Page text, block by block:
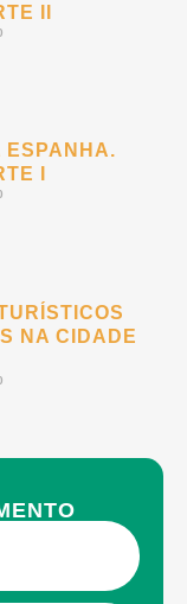
II
ESPANHA.
I
NA CIDADE